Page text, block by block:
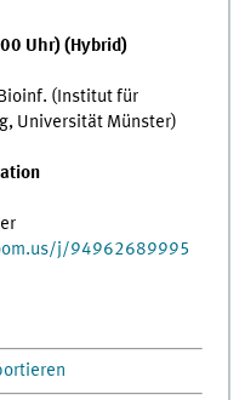
Uhr) (Hybrid)
(Institut für
Universität Münster)
j/94962689995